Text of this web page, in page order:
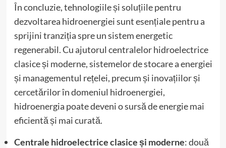
În concluzie, tehnologiile și soluțiile pentru
dezvoltarea hidroenergiei sunt esențiale pentru a
sprijini tranziția spre un sistem energetic
regenerabil. Cu ajutorul centralelor hidroelectrice
clasice și moderne, sistemelor de stocare a energiei
și managementul rețelei, precum și inovațiilor și
cercetărilor în domeniul hidroenergiei,
hidroenergia poate deveni o sursă de energie mai
eficientă și mai curată.
Centrale hidroelectrice clasice și moderne: două